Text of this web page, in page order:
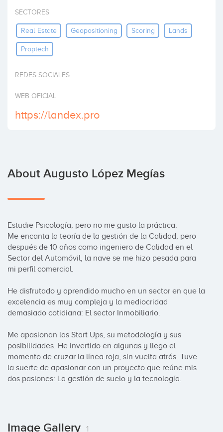
Invest
SECTORES
Real Estate Geopositioning Scoring Lands
Proptech
REDES SOCIALES
WEB OFICIAL
https://landex.pro
About Augusto López Megías
Estudie Psicología, pero no me gusto la práctica.
Me encanta la teoría de la gestión de la Calidad, pero
después de 10 años como ingeniero de Calidad en el
Sector del Automóvil, la nave se me hizo pesada para
mi perfil comercial.
He disfrutado y aprendido mucho en un sector en que la
excelencia es muy compleja y la mediocridad
demasiado cotidiana: El sector Inmobiliario.
Me apasionan las Start Ups, su metodología y sus
posibilidades. He invertido en algunas y llego el
momento de cruzar la línea roja, sin vuelta atrás. Tuve
la suerte de apasionar con un proyecto que reúne mis
dos pasiones: La gestión de suelo y la tecnología.
Image Gallery 1